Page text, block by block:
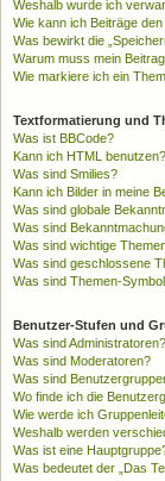
Weshalb wurde ich
Wie kann ich Beiträge
Was bewirkt die
Warum muss mein
Wie markiere ich ein
Textformatierung und
Was ist BBCode?
Kann ich HTML benutzen?
Was sind Smilies?
Kann ich Bilder in meine
Was sind globale
Was sind
Was sind wichtige
Was sind geschlossene
Was sind Themen-
Benutzer-Stufen und
Was sind Administratoren?
Was sind Moderatoren?
Was sind
Wo finde ich die
Wie werde ich
Weshalb werden
Was ist eine
Was bedeutet der „Das